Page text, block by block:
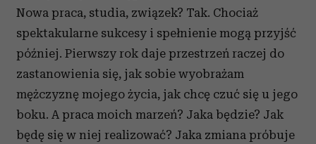
Nowa praca, studia, związek? Tak. Chociaż
spektakularne sukcesy i spełnienie mogą przyjść
później. Pierwszy rok daje przestrzeń raczej do
zastanowienia się, jak sobie wyobrażam
mężczyznę mojego życia, jak chcę czuć się u jego
boku. A praca moich marzeń? Jaka będzie? Jak
będę się w niej realizować? Jaka zmiana próbuje